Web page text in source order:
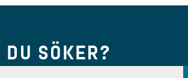
SÖKER?